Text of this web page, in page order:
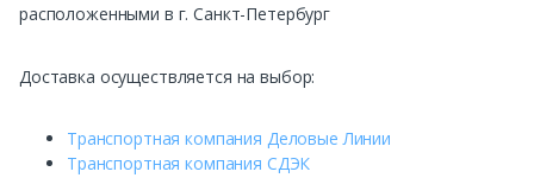
расположенными в г. Санкт-Петербург
Доставка осуществляется на выбор:
Транспортная компания Деловые Линии
Транспортная компания СДЭК